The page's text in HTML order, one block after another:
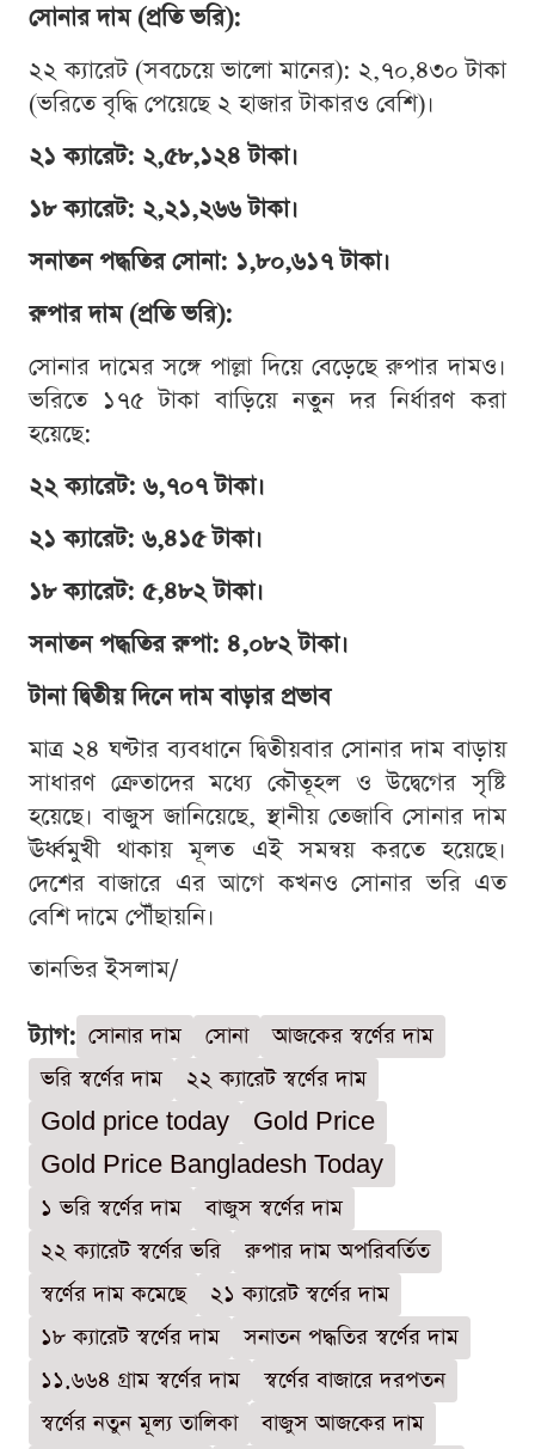
সোনার দাম (প্রতি ভরি):
২২ ক্যারেট (সবচেয়ে ভালো মানের): ২,৭০,৪৩০ টাকা
(ভরিতে বৃদ্ধি পেয়েছে ২ হাজার টাকারও বেশি)।
২১ ক্যারেট: ২,৫৮,১২৪ টাকা।
১৮ ক্যারেট: ২,২১,২৬৬ টাকা।
সনাতন পদ্ধতির সোনা: ১,৮০,৬১৭ টাকা।
রুপার দাম (প্রতি ভরি):
সোনার দামের সঙ্গে পাল্লা দিয়ে বেড়েছে রুপার দামও।
ভরিতে ১৭৫ টাকা বাড়িয়ে নতুন দর নির্ধারণ করা
হয়েছে:
২২ ক্যারেট: ৬,৭০৭ টাকা।
২১ ক্যারেট: ৬,৪১৫ টাকা।
১৮ ক্যারেট: ৫,৪৮২ টাকা।
সনাতন পদ্ধতির রুপা: ৪,০৮২ টাকা।
টানা দ্বিতীয় দিনে দাম বাড়ার প্রভাব
মাত্র ২৪ ঘণ্টার ব্যবধানে দ্বিতীয়বার সোনার দাম বাড়ায়
সাধারণ ক্রেতাদের মধ্যে কৌতূহল ও উদ্বেগের সৃষ্টি
হয়েছে। বাজুস জানিয়েছে, স্থানীয় তেজাবি সোনার দাম
ঊর্ধ্বমুখী থাকায় মূলত এই সমন্বয় করতে হয়েছে।
দেশের বাজারে এর আগে কখনও সোনার ভরি এত
বেশি দামে পৌঁছায়নি।
তানভির ইসলাম/
ট্যাগ: সোনার দাম সোনা
আজকের স্বর্ণের দাম
ভরি স্বর্ণের দাম
২২ ক্যারেট স্বর্ণের দাম
Gold price today
Gold Price
Gold Price Bangladesh Today
১ ভরি স্বর্ণের দাম
বাজুস স্বর্ণের দাম
২২ ক্যারেট স্বর্ণের ভরি
রুপার দাম অপরিবর্তিত
স্বর্ণের দাম কমেছে
২১ ক্যারেট স্বর্ণের দাম
১৮ ক্যারেট স্বর্ণের দাম
সনাতন পদ্ধতির স্বর্ণের দাম
১১.৬৬৪ গ্রাম স্বর্ণের দাম
স্বর্ণের বাজারে দরপতন
স্বর্ণের নতুন মূল্য তালিকা
বাজুস আজকের দাম